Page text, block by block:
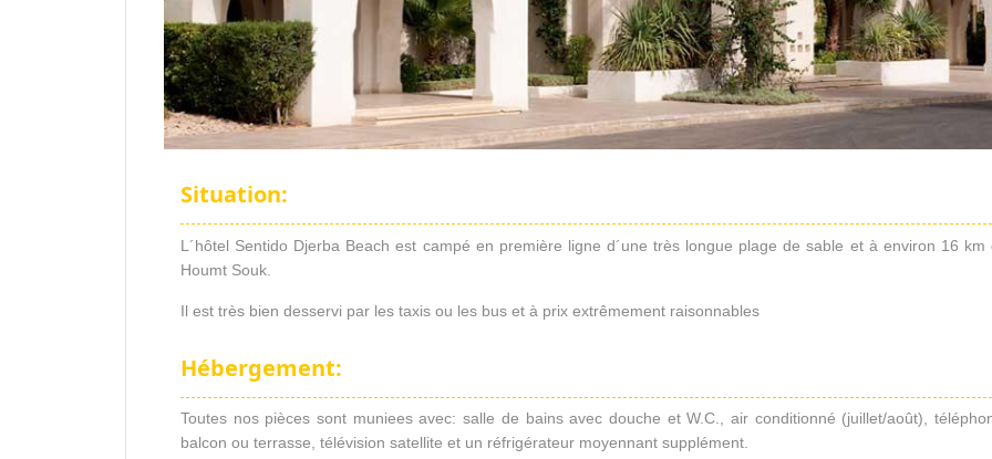
Situation:
L´hôtel Sentido Djerba Beach est campé en première ligne d´une très longue plage de sable et à environ 16 km
Houmt Souk.
Il est très bien desservi par les taxis ou les bus et à prix extrêmement raisonnables
Hébergement:
Toutes nos pièces sont muniees avec: salle de bains avec douche et W.C., air conditionné (juillet/août),
balcon ou terrasse, télévision satellite et un réfrigérateur moyennant supplément.